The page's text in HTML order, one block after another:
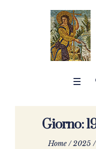
Giorno:
Home /2025